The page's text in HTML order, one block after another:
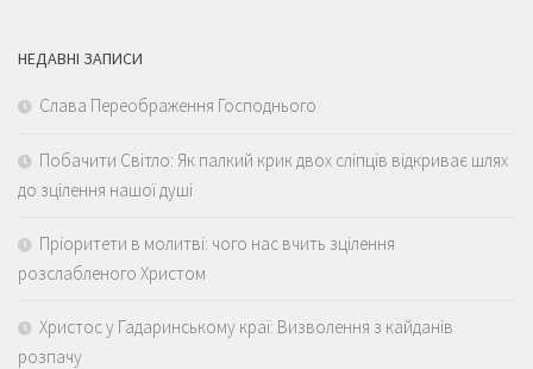
НЕДАВНІ ЗАПИСИ
Слава Переображення Господнього
Побачити Світло: Як палкий крик двох сліпців відкриває шлях
до зцілення нашої душі
Пріоритети в молитві: чого нас вчить зцілення
розслабленого Христом
Христос у Гадаринському краї: Визволення з кайданів
розпачу